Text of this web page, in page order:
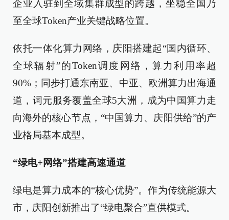
企业入驻到全域集群成型的跨越，坐稳全国乃
至全球Token产业关键战略位置。
依托一体化算力网络，庆阳搭建起“国内循环、
全球辐射”的Token调度网络，算力利用率超
90%；同步打通东南亚、中亚、欧洲算力出海通
道，词元服务覆盖全球5大洲，成为中国算力走
向海外的核心节点，“中国算力、庆阳供给”的产
业格局基本成型。
“绿电+网络”搭建高速通道
绿电是算力成本的“核心优势”。作为传统能源大
市，庆阳创新推出了“绿电聚合”直供模式。